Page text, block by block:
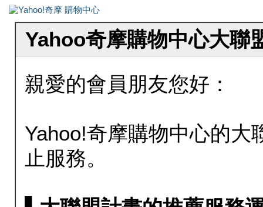
Yahoo奇摩購物中心大聯
親愛的會員朋友您好：
Yahoo!奇摩購物中心的大
止服務。